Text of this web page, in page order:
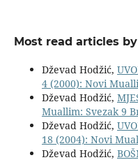
Most read articles
Dževad Hodžić,
4 (2000): Novi
Dževad Hodžić,
Muallim: Svezak 9
Dževad Hodžić,
18 (2004): Novi
Dževad Hodžić,